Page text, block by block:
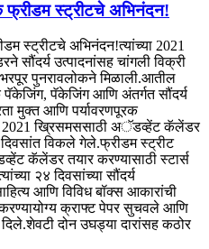
स्ट्रीटचे अभिनंदन!
स्ट्रीटचे अभिनंदन!त्यांच्या 2021
उत्पादनांसह चांगली विक्री
पुनरावलोकने मिळाली.आतील
पॅकेजिंग आणि अंतर्गत सौंदर्य
मुक्त आणि पर्यावरणपूरक
2021 ख्रिसमससाठी अॅडव्हेंट कॅलेंडर
विकले गेले.फ्रीडम स्ट्रीट
कॅलेंडर तयार करण्यासाठी स्टार्स
२४ दिवसांच्या सौंदर्य
आणि विविध बॉक्स आकारांची
क्राफ्ट पेपर सुचवले आणि
दोन उघड्या दारांसह कठोर